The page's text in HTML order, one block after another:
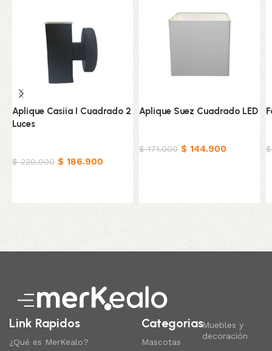
Aplique Casiia I Cuadrado 2
Luces
$220.000 $ 186.900
Aplique Suez Cuadrado LED
$171.000 $ 144.900 $
Read More
Link Rapidos
¿Qué es MerKealo?
Categorias
Mascotas
Muebles y
decoración